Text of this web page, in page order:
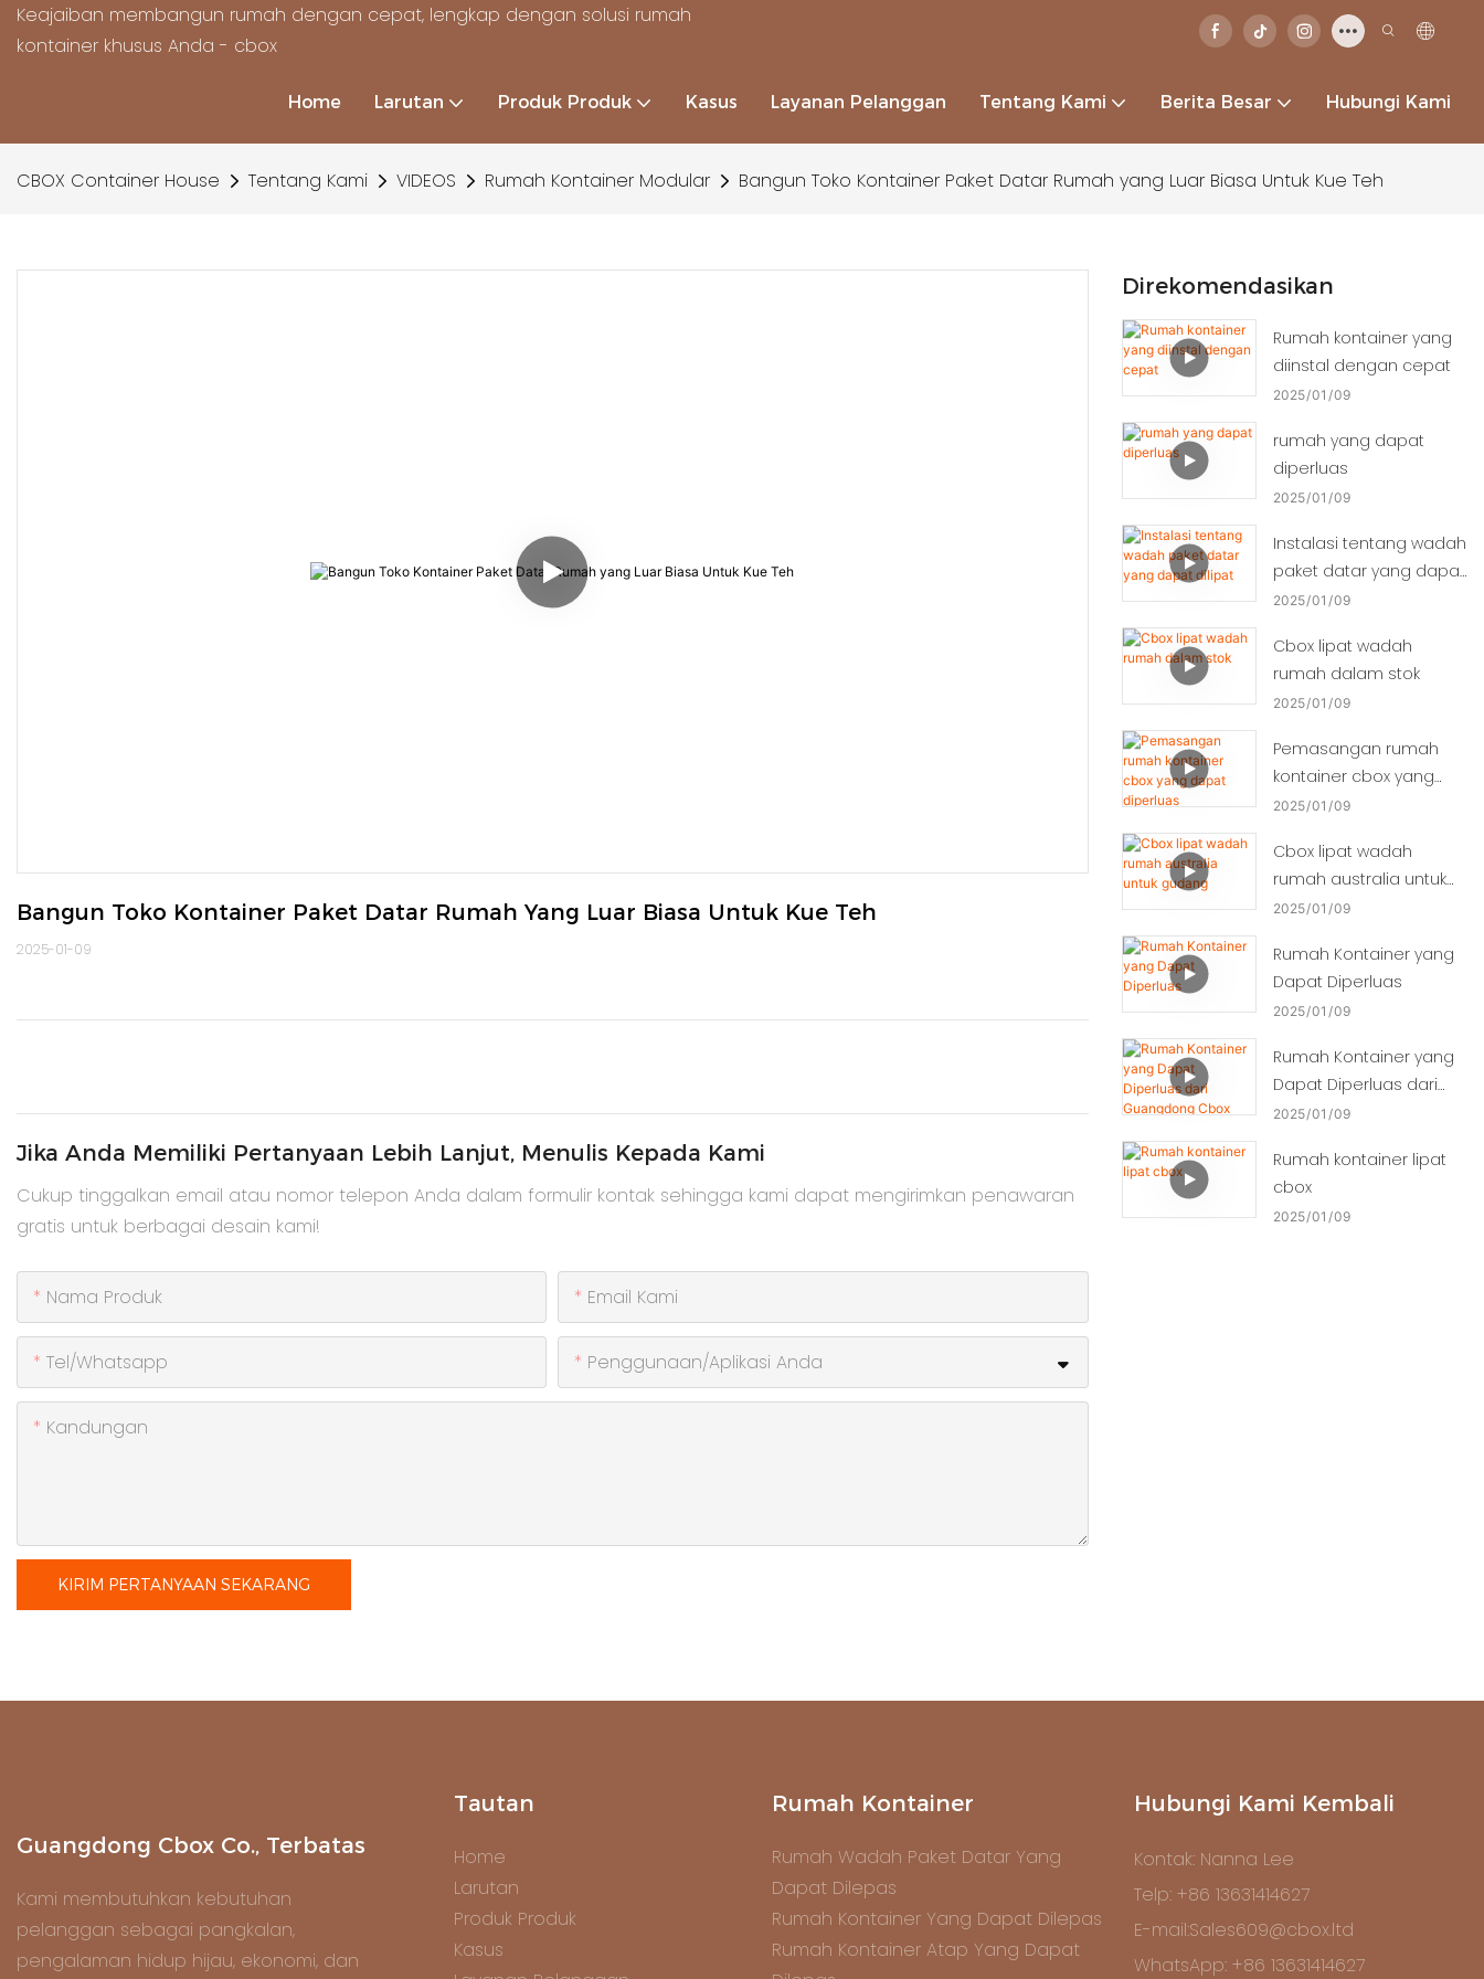
Keajaiban membangun rumah dengan cepat, lengkap dengan solusi rumah
kontainer khusus Anda - cbox
Home Larutan Produk Produk Kasus Layanan Pelanggan Tentang Kami Berita Besar Hubungi Kami
CBOX Container House Tentang Kami VIDEOS Rumah Kontainer Modular Bangun Toko Kontainer Paket Datar Rumah yang Luar Biasa Untuk Kue Teh
Bangun Toko Kontainer Paket Datar Rumah Yang Luar Biasa Untuk Kue Teh
2025-01-09
Jika Anda Memiliki Pertanyaan Lebih Lanjut, Menulis Kepada Kami
Cukup tinggalkan email atau nomor telepon Anda dalam formulir kontak sehingga kami dapat mengirimkan penawaran
gratis untuk berbagai desain kami!
Nama Produk Email Kami
Tel/whatsapp Penggunaan/Aplikasi Anda
Kandungan
KIRIM PERTANYAAN SEKARANG
Direkomendasikan
Rumah kontainer yang
diinstal dengan cepat
2025 01 09
rumah yang dapat
diperluas
2025 01 09
Instalasi tentang wadah
paket datar yang dapat
dilipat
2025 01 09
Cbox lipat wadah
rumah dalam stok
2025 01 09
Pemasangan rumah
kontainer cbox yang
dapat diperluas
2025 01 09
Cbox lipat wadah
rumah australia untuk
gudang
2025 01 09
Rumah Kontainer yang
Dapat Diperluas
2025 01 09
Rumah Kontainer yang
Dapat Diperluas dari
Guangdong Cbox
2025 01 09
Rumah kontainer lipat
cbox
2025 01 09
Guangdong Cbox Co., Terbatas
Kami membutuhkan kebutuhan
pelanggan sebagai pangkalan,
pengalaman hidup hijau, ekonomi, dan
Tautan
Home
Larutan
Produk Produk
Kasus
Rumah Kontainer
Rumah Wadah Paket Datar Yang
Dapat Dilepas
Rumah Kontainer Yang Dapat Dilepas
Rumah Kontainer Atap Yang Dapat
Hubungi Kami Kembali
Kontak: Nanna Lee
Telp: +86 13631414627
E-mail:Sales609@cbox.ltd
WhatsApp: +86 13631414627